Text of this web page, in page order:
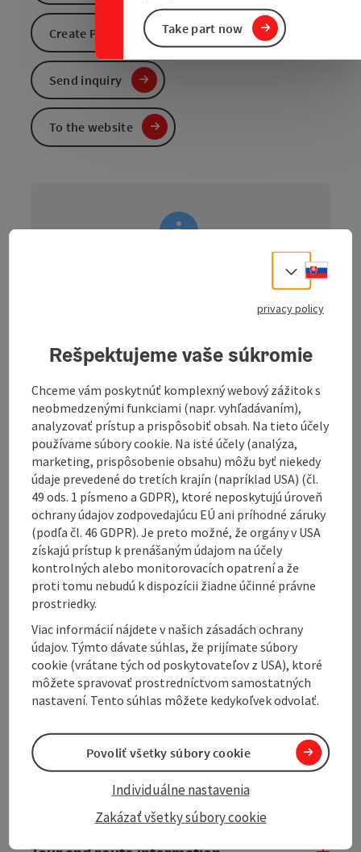
Take part now
signposting on site.
page and use it conveniently on your
navigation device or smartphone.
Route route :
Bad Leonfelden - Vorderweißenbach - Guglwald -
Afiesl - St. Stefan - Helfenberg - Ahorn - Waxenberg -
Oberneukirchen - Traberg - Bad Leonfelden - Zwettl -
Reichenau - Ottenschlag - Bad Leonfelden
Marking: Mühlviertler Hochland- Tour | Erwin's
Wadlbeißer-Tour
Map download: Erwin's Wadlbeißer-Tour
Create PDF
Send inquiry
To the website
Select
privacy policy
Rešpektujeme vaše súkromie
Chceme vám poskytnúť komplexný webový zážitok s
neobmedzenými funkciami (napr. vyhľadávaním),
analyzovať prístup a prispôsobiť obsah. Na tieto účely
používame súbory cookie. Na isté účely (analýza,
marketing, prispôsobenie obsahu) môžu byť niekedy
údaje prevedené do tretích krajín (napríklad USA) (čl.
49 ods. 1 písmeno a GDPR), ktoré neposkytujú úroveň
ochrany údajov zodpovedajúcu EÚ ani príhodné záruky
(podľa čl. 46 GDPR). Je preto možné, že orgány v USA
získajú prístup k prenášaným údajom na účely
kontrolných alebo monitorovacích opatrení a že
proti tomu nebudú k dispozícii žiadne účinné právne
prostriedky.
Viac informácií nájdete v našich zásadách ochrany
údajov. Týmto dávate súhlas, že prijímate súbory
cookie (vrátane tých od poskytovateľov z USA), ktoré
môžete spravovať prostredníctvom samostatných
nastavení. Tento súhlas môžete kedykoľvek odvolať.
Zakázať všetky súbory cookie
Individuálne nastavenia
Povoliť všetky súbory cookie